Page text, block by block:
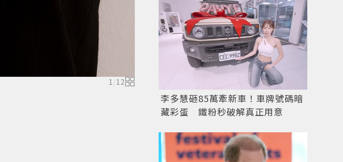
1 /12
李多慧砸85萬牽新車！車牌號碼暗
藏彩蛋 鐵粉秒破解真正用意